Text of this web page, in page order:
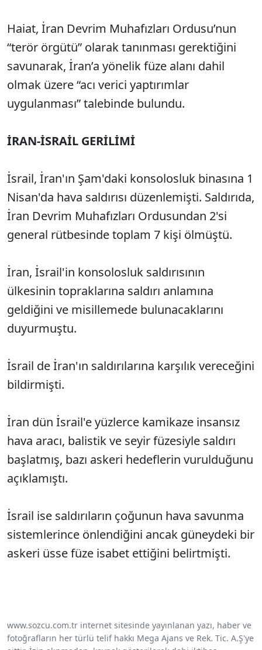
Haiat, İran Devrim Muhafızları Ordusu’nun
“terör örgütü” olarak tanınması gerektiğini
savunarak, İran’a yönelik füze alanı dahil
olmak üzere “acı verici yaptırımlar
uygulanması” talebinde bulundu.
İRAN-İSRAİL GERİLİMİ
İsrail, İran'ın Şam'daki konsolosluk binasına 1
Nisan'da hava saldırısı düzenlemişti. Saldırıda,
İran Devrim Muhafızları Ordusundan 2'si
general rütbesinde toplam 7 kişi ölmüştü.
İran, İsrail'in konsolosluk saldırısının
ülkesinin topraklarına saldırı anlamına
geldiğini ve misillemede bulunacaklarını
duyurmuştu.
İsrail de İran'ın saldırılarına karşılık vereceğini
bildirmişti.
İran dün İsrail'e yüzlerce kamikaze insansız
hava aracı, balistik ve seyir füzesiyle saldırı
başlatmış, bazı askeri hedeflerin vurulduğunu
açıklamıştı.
İsrail ise saldırıların çoğunun hava savunma
sistemlerince önlendiğini ancak güneydeki bir
askeri üsse füze isabet ettiğini belirtmişti.
www.sozcu.com.tr internet sitesinde yayınlanan yazı, haber ve
fotoğrafların her türlü telif hakkı Mega Ajans ve Rek. Tic. A.Ş'ye